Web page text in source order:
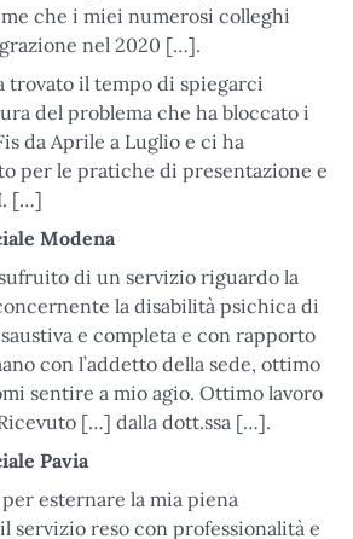
che i miei numerosi colleghi
nel 2020 […].
il tempo di spiegarci
del problema che ha bloccato i
da Aprile a Luglio e ci ha
per le pratiche di presentazione e
[…]
Modena
di un servizio riguardo la
la disabilità psichica di
e completa e con rapporto
con l’addetto della sede, ottimo
sentire a mio agio. Ottimo lavoro
[…] dalla dott.ssa […].
Pavia
esternare la mia piena
servizio reso con professionalità e